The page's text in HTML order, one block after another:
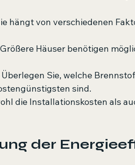
hängt von verschiedenen
Häuser benötigen
Überlegen Sie, welche
sind.
die Installationskosten als
der